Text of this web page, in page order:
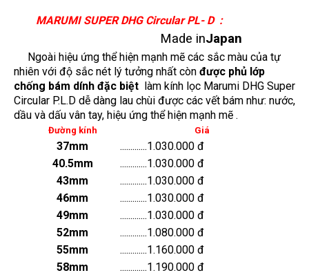
MARUMI SUPER DHG Circular PL- D :
Made inJapan
Ngoài hiệu ứng thể hiện mạnh mẽ các sắc màu của tự
nhiên với độ sắc nét lý tưởng nhất còn được phủ lớp
chống bám dính đặc biệt làm kính lọc Marumi DHG Super
Circular P.L.D dễ dàng lau chùi được các vết bám như: nước,
dầu và dấu vân tay, hiệu ứng thể hiện mạnh mẽ .
Đường kính Giá
37mm
.............1.030.000 đ
40.5mm
.............1.030.000 đ
43mm
.............1.030.000 đ
46mm
.............1.030.000 đ
49mm
.............1.030.000 đ
52mm
.............1.080.000 đ
55mm
.............1.160.000 đ
58mm
.............1.190.000 đ